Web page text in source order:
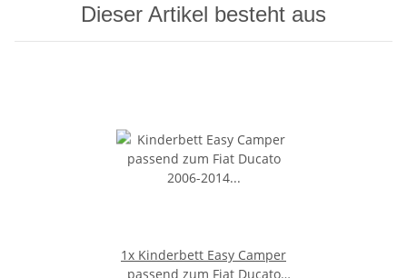
Dieser Artikel besteht aus
1x Kinderbett Easy Camper
passend zum Fiat Ducato